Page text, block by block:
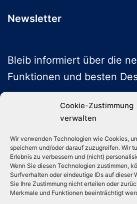
Cookie-Zustimmung
verwalten
Wir verwenden Technologien wie Cookies,
speichern und/oder darauf zuzugreifen. Wir
Erlebnis zu verbessern und (nicht)
Wenn Sie diesen Technologien zustimmen,
Surfverhalten oder eindeutige IDs auf dieser
Sie Ihre Zustimmung nicht erteilen oder
Merkmale und Funktionen beeinträchtigt
Newsletter
Bleib informiert über die
Funktionen und besten
ABONNIEREN
Folge uns auf Social Media